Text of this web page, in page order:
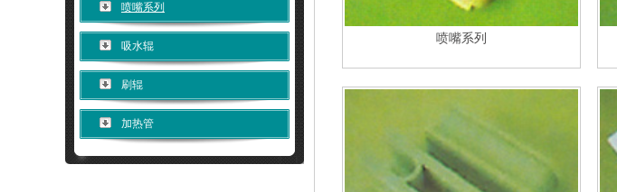
喷嘴系列
吸水辊
刷辊
加热管
喷嘴系列